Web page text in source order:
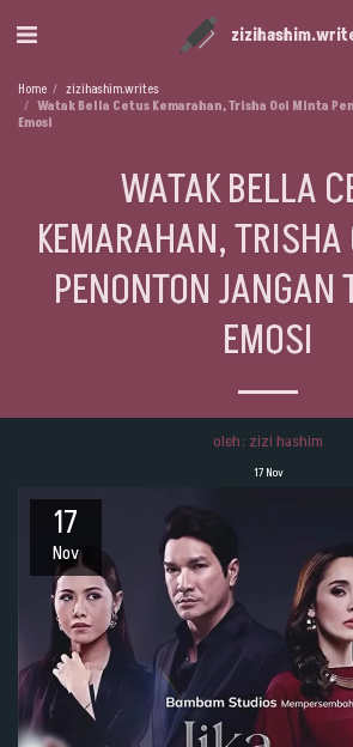
Home
zizihashim.writes
Watak Bella Cetus Kemarahan, Trisha Ooi Minta
Emosi
WATAK BELLA
KEMARAHAN,
PENONTON JANGAN
EMOSI
oleh: zizi hashim
17 Nov
17
Nov